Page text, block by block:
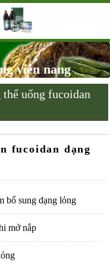
viên nang
uống fucoidan
fucoidan dạng
bổ sung dạng lỏng
mở nắp